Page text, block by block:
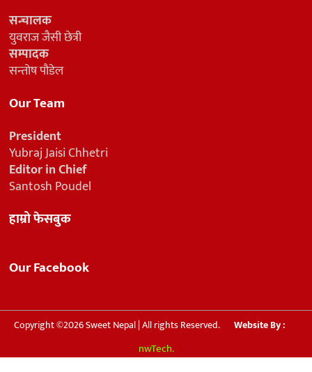
सन्चालक
युवराज जैसी छेत्री
सम्पादक
सन्तोष पौडेल
Our Team
President
Yubraj Jaisi Chhetri
Editor in Chief
Santosh Poudel
हाम्रो फेसबुक
Our Facebook
Copyright ©2026 Sweet Nepal | All rights Reserved. Website By :
nwTech.